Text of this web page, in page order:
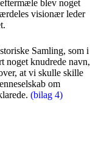
blev noget
visionær leder
Samling, som i
noget knudrede navn,
at vi skulle skille
om
(bilag 4)